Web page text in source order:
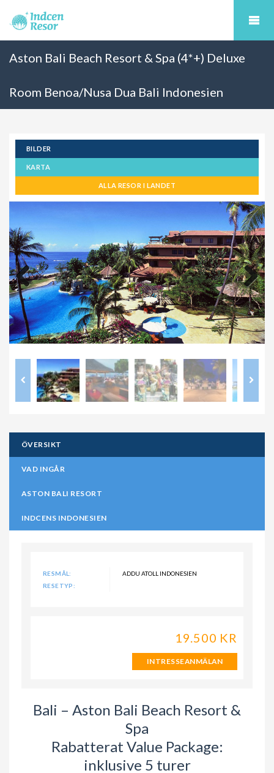
Aston Bali Beach Resort & Spa (4*+) Deluxe
Room Benoa/Nusa Dua Bali Indonesien
BILDER
KARTA
ALLA RESOR I LANDET
Previous Next
ÖVERSIKT
VAD INGÅR
ASTON BALI RESORT
INDCENS INDONESIEN
RESMÅL:
ADDU ATOLL INDONESIEN
RESETYP:
19.500 KR
INTRESSEANMÄLAN
Bali – Aston Bali Beach Resort &
Spa
Rabatterat Value Package:
inklusive 5 turer